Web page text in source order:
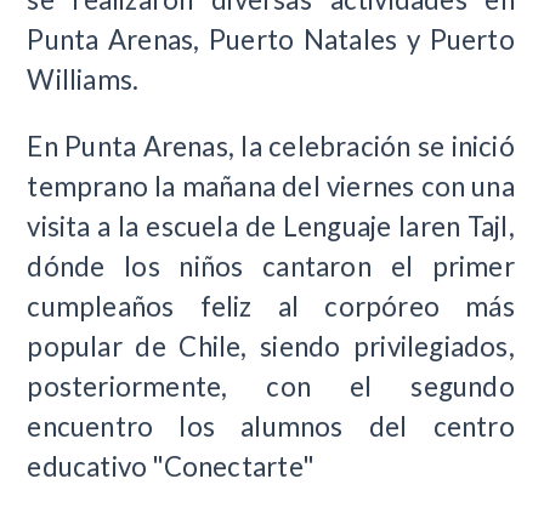
Punta Arenas, Puerto Natales y Puerto
Williams.
En Punta Arenas, la celebración se inició
temprano la mañana del viernes con una
visita a la escuela de Lenguaje Iaren Tajl,
dónde los niños cantaron el primer
cumpleaños feliz al corpóreo más
popular de Chile, siendo privilegiados,
posteriormente, con el segundo
encuentro los alumnos del centro
educativo "Conectarte"